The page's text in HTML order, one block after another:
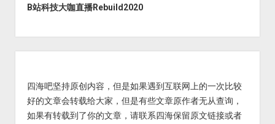
四海
B站科技大咖直播Rebuild2020
四海吧坚持原创内容，但是如果遇到互联网上的一次比较
好的文章会转载给大家，但是有些文章原作者无从查询，
如果有转载到了你的文章，请联系四海保留原文链接或者